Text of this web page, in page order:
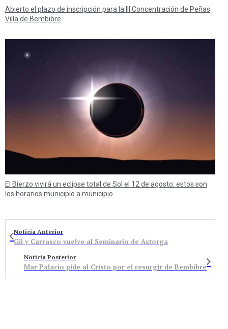
Abierto el plazo de inscripción para la III Concentración de Peñas
Villa de Bembibre
El Bierzo vivirá un eclipse total de Sol el 12 de agosto: estos son
los horarios municipio a municipio
Noticia Anterior
Gil y Carrasco vuelve al Seminario de Astorga
Noticia Posterior
Mar Palacio pide al Cristo por el resurgir de Bembibre